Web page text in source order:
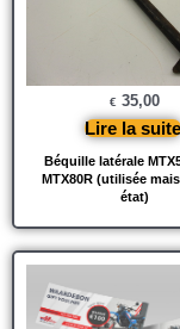
Béquille latérale
MTX80R (utilisée
état)
€ 35,00
Lire la suite